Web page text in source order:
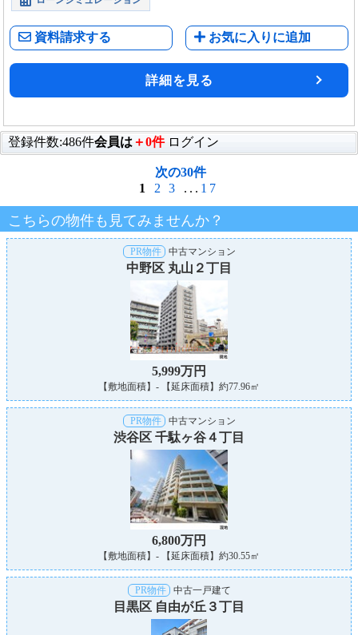
資料請求する お気に入りに追加
詳細を見る
登録件数:486件会員は ＋0件 ログイン
次の30件
1
2 3 ... 17
こちらの物件も見てみませんか？
PR物件 中古マンション
中野区 丸山２丁目
5,999万円
【敷地面積】- 【延床面積】約77.96㎡
PR物件 中古マンション
渋谷区 千駄ヶ谷４丁目
6,800万円
【敷地面積】- 【延床面積】約30.55㎡
PR物件 中古一戸建て
目黒区 自由が丘３丁目